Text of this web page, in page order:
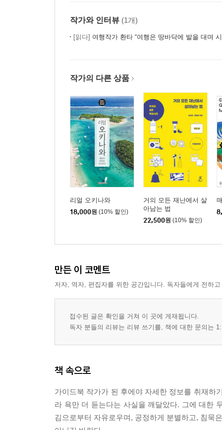
작가와 인터뷰 (1개)
[읽다] 여행작가 환타 “여행은 땅바닥에 발을 대며
작가의 다른 상품
리얼 오키나와
18,000원 (10% 할인)
거의 모든 재난에서 살
아남는 법
22,500원 (10% 할인)
만든 이 코멘트
저자, 역자, 편집자를 위한 공간입니다. 독자들에게 전하
접수된 글은 확인을 거쳐 이 곳에 게재됩니다.
독자 분들의 리뷰는 리뷰 쓰기를, 책에 대한 문의는
책 속으로
가이드북 작가가 된 후에야 자세한 정보를 취재하
라 욕만 더 듣는다는 사실을 깨달았다. 그에 대한
김으로부터 자유로우며, 공정하게 분별하고, 침묵